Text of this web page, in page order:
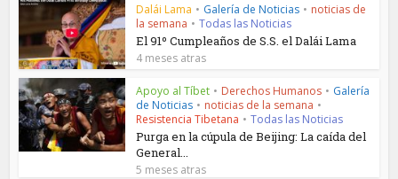
Dalái Lama • Galería de Noticias • noticias de
la semana • Todas las Noticias
El 91º Cumpleaños de S.S. el Dalái Lama
4 meses atras
Apoyo al Tíbet • Derechos Humanos • Galería
de Noticias • noticias de la semana •
Resistencia Tibetana • Todas las Noticias
Purga en la cúpula de Beijing: La caída del
General...
5 meses atras